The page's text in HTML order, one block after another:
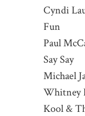
Cyndi
Fun
Paul
Say Say
Michael
Whitney
Kool &